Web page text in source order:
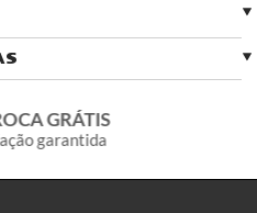
GRÁTIS
garantida